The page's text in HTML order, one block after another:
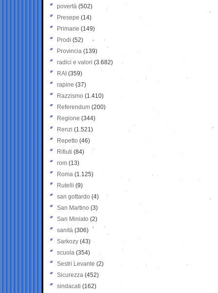
povertà (502)
Presepe (14)
Primarie (149)
Prodi (52)
Provincia (139)
radici e valori (3.682)
RAI (359)
rapine (37)
Razzismo (1.410)
Referendum (200)
Regione (344)
Renzi (1.521)
Repetto (46)
Rifiuti (84)
rom (13)
Roma (1.125)
Rutelli (9)
san gottardo (4)
San Martino (3)
San Miniato (2)
sanità (306)
Sarkozy (43)
scuola (354)
Sestri Levante (2)
Sicurezza (452)
sindacati (162)